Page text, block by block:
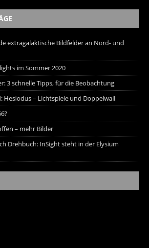
extragalaktische Bildfelder an Nord- und
im Sommer 2020
3 schnelle Tipps, für die Beobachtung
Hesiodus – Lichtspiele und Doppelwall
– mehr Bilder
Drehbuch: InSight steht in der Elysium